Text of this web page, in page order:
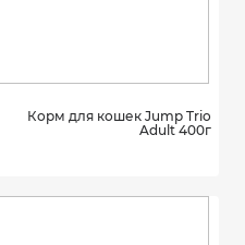
Корм для кошек Jump Trio
Adult 400г